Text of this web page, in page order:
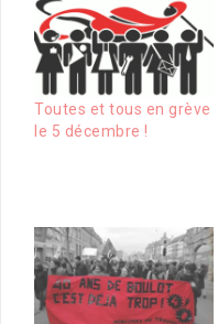
Toutes et tous en grève
le 5 décembre !